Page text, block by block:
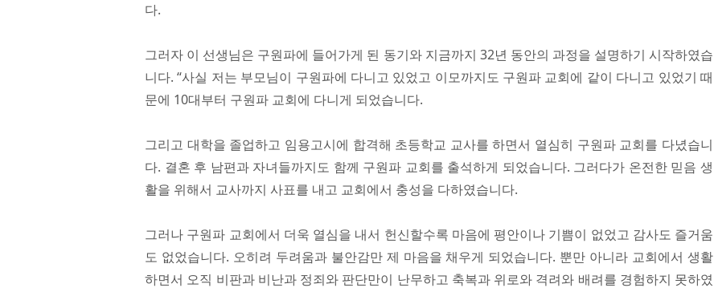
다.
그러자 이 선생님은 구원파에 들어가게 된 동기와 지금까지 32년 동안의 과정을 설명하기 시작하였습
니다. “사실 저는 부모님이 구원파에 다니고 있었고 이모까지도 구원파 교회에 같이 다니고 있었기 때
문에 10대부터 구원파 교회에 다니게 되었습니다.
그리고 대학을 졸업하고 임용고시에 합격해 초등학교 교사를 하면서 열심히 구원파 교회를 다녔습니
다. 결혼 후 남편과 자녀들까지도 함께 구원파 교회를 출석하게 되었습니다. 그러다가 온전한 믿음 생
활을 위해서 교사까지 사표를 내고 교회에서 충성을 다하였습니다.
그러나 구원파 교회에서 더욱 열심을 내서 헌신할수록 마음에 평안이나 기쁨이 없었고 감사도 즐거움
도 없었습니다. 오히려 두려움과 불안감만 제 마음을 채우게 되었습니다. 뿐만 아니라 교회에서 생활
하면서 오직 비판과 비난과 정죄와 판단만이 난무하고 축복과 위로와 격려와 배려를 경험하지 못하였